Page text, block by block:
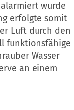
alarmiert wurde
erfolgte somit
Luft durch den
funktionsfähige
Wasser
an einem